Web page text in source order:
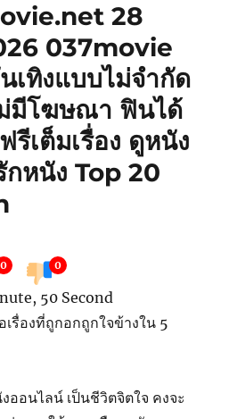
28
037movie
เทิงแบบไม่จำกัด
มีโฆษณา ฟินได้
เต็มเรื่อง ดูหนัง
กหนัง Top 20
0 0
50 Second
เรื่องที่ถูกอกถูกใจข้างใน 5
อนไลน์ เป็นชีวิตจิตใจ คงจะ